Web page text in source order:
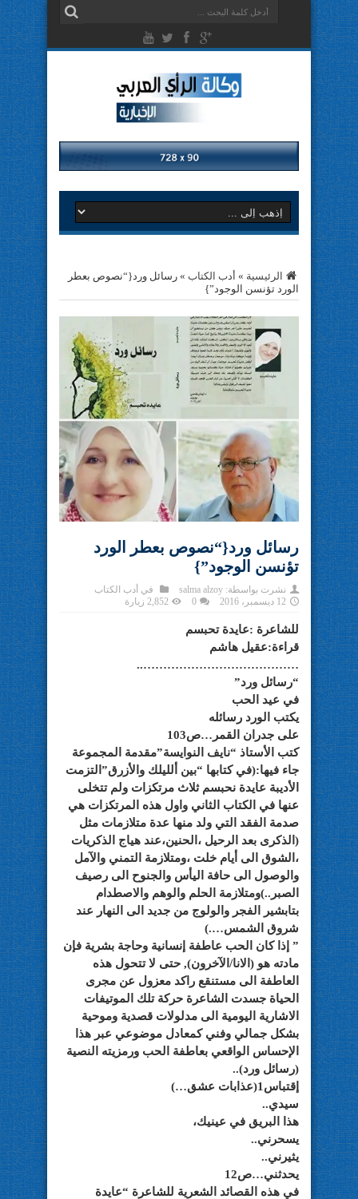
الرئيسية » أدب الكتاب » رسائل ورد{“نصوص بعطر
الورد تؤنسن الوجود”}
رسائل ورد{“نصوص بعطر الورد
تؤنسن الوجود”}
نشرت بواسطة: salma alzoy في أدب الكتاب
12 ديسمبر، 2016
0 2,852 زيارة
للشاعرة :عايدة تحبسم
قراءة:عقيل هاشم
…………………………………..
“رسائل ورد”
في عيد الحب
يكتب الورد رسائله
على جدران القمر…ص103
كتب الأستاذ “نايف النوايسة”مقدمة المجموعة
جاء فيها:(في كتابها “بين ألليلك والأزرق”التزمت
الأديبة عايدة نحبسم ثلاث مرتكزات ولم تتخلى
عنها في الكتاب الثاني واول هذه المرتكزات هي
صدمة الفقد التي ولد منها عدة متلازمات مثل
(الذكرى بعد الرحيل ،الحنين،عند هياج الذكريات
،الشوق الى أيام خلت ،ومتلازمة التمني والآمل
والوصول الى حافة اليأس والجنوح الى رصيف
الصبر..)ومتلازمة الحلم والوهم والاصطدام
بتابشير الفجر والولوج من جديد الى النهار عند
شروق الشمس….)
” إذا كان الحب عاطفة إنسانية وحاجة بشرية فإن
مادته هو (الانا/الآخرون), حتى لا تتحول هذه
العاطفة الى مستنقع راكد معزول عن مجرى
الحياة جسدت الشاعرة حركة تلك الموتيفات
الاشارية اليومية الى مدلولات قصدية وموحية
بشكل جمالي وفني كمعادل موضوعي عبر هذا
الإحساس الواقعي بعاطفة الحب ورمزيته النصية
(رسائل ورد)..
إقتباس1(عذابات عشق…)
سيدي..
هذا البريق في عينيك،
يسحرني..
يثيرني..
يحدثني…ص12
في هذه القصائد الشعرية للشاعرة “عايدة